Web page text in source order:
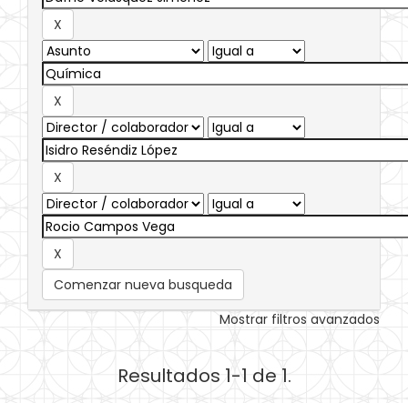
Comenzar nueva busqueda
Mostrar filtros avanzados
Resultados 1-1 de 1.